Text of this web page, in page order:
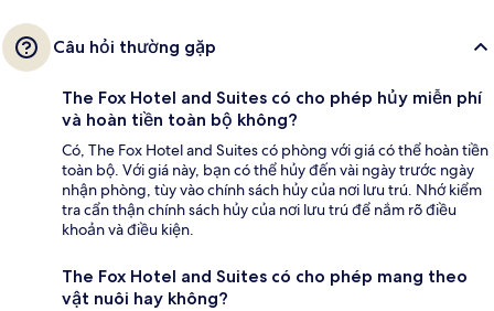
Câu hỏi thường gặp
The Fox Hotel and Suites có cho phép hủy miễn phí
và hoàn tiền toàn bộ không?
Có, The Fox Hotel and Suites có phòng với giá có thể hoàn tiền
toàn bộ. Với giá này, bạn có thể hủy đến vài ngày trước ngày
nhận phòng, tùy vào chính sách hủy của nơi lưu trú. Nhớ kiểm
tra cẩn thận chính sách hủy của nơi lưu trú để nắm rõ điều
khoản và điều kiện.
The Fox Hotel and Suites có cho phép mang theo
vật nuôi hay không?